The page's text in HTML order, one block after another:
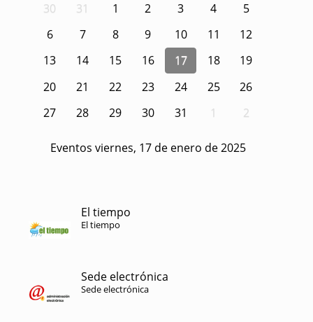
30 31 1 2 3 4
5
6
7 8 9 10 11
12
13
14 15 16 17 18
19
20
21 22 23 24 25
26
27
28 29 30 31 1 2
Eventos viernes, 17 de enero de 2025
El tiempo
El tiempo
Sede electrónica
Sede electrónica